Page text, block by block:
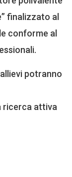
finalizzato al
conforme al
potranno
ricerca attiva